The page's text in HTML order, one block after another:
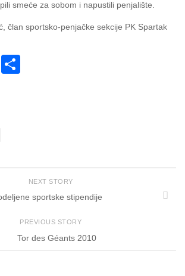
smeće za sobom i napustili penjalište.
član sportsko-penjačke sekcije PK Spartak
PrintFriendly
NEXT STORY
sportske stipendije
PREVIOUS STORY
Tor des Géants 2010